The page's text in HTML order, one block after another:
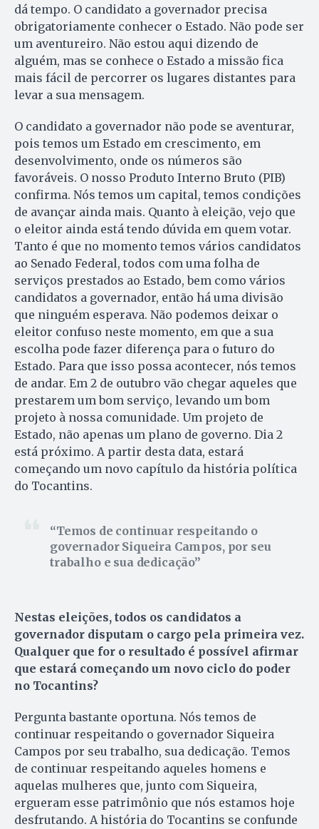
dá tempo. O candidato a governador precisa
obrigatoriamente conhecer o Estado. Não pode ser
um aventureiro. Não estou aqui dizendo de
alguém, mas se conhece o Estado a missão fica
mais fácil de percorrer os lugares distantes para
levar a sua mensagem.
O candidato a governador não pode se aventurar,
pois temos um Estado em crescimento, em
desenvolvimento, onde os números são
favoráveis. O nosso Produto Interno Bruto (PIB)
confirma. Nós temos um capital, temos condições
de avançar ainda mais. Quanto à eleição, vejo que
o eleitor ainda está tendo dúvida em quem votar.
Tanto é que no momento temos vários candidatos
ao Senado Federal, todos com uma folha de
serviços prestados ao Estado, bem como vários
candidatos a governador, então há uma divisão
que ninguém esperava. Não podemos deixar o
eleitor confuso neste momento, em que a sua
escolha pode fazer diferença para o futuro do
Estado. Para que isso possa acontecer, nós temos
de andar. Em 2 de outubro vão chegar aqueles que
prestarem um bom serviço, levando um bom
projeto à nossa comunidade. Um projeto de
Estado, não apenas um plano de governo. Dia 2
está próximo. A partir desta data, estará
começando um novo capítulo da história política
do Tocantins.
Temos de continuar respeitando o
governador Siqueira Campos, por seu
trabalho e sua dedicação
Nestas eleições, todos os candidatos a
governador disputam o cargo pela primeira vez.
Qualquer que for o resultado é possível afirmar
que estará começando um novo ciclo do poder
no Tocantins?
Pergunta bastante oportuna. Nós temos de
continuar respeitando o governador Siqueira
Campos por seu trabalho, sua dedicação. Temos
de continuar respeitando aqueles homens e
aquelas mulheres que, junto com Siqueira,
ergueram esse patrimônio que nós estamos hoje
desfrutando. A história do Tocantins se confunde